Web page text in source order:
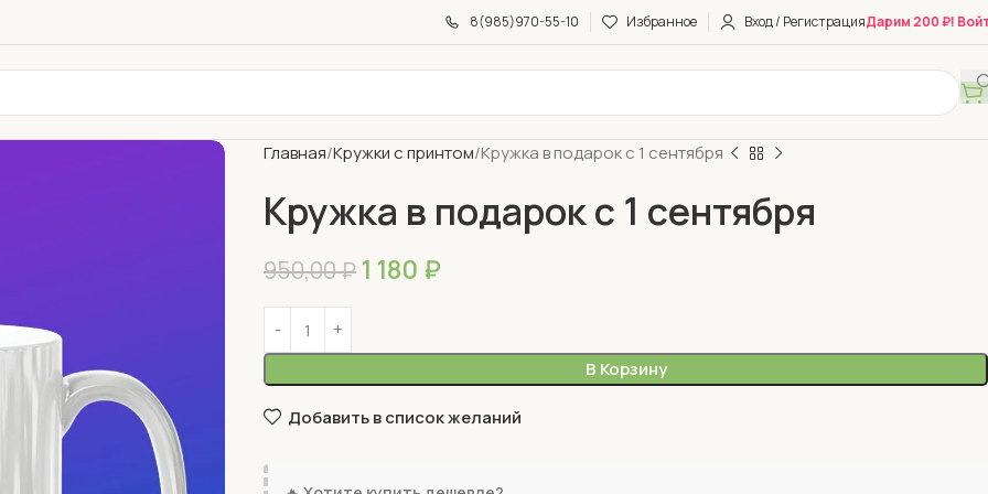
8(985)970-55-10 Избранное Вход / РегистрацияДарим 200 ₽!
Главная Кружки с принтом Кружка в подарок с 1 сентября
Кружка в подарок с 1 сентября
950,00₽ 1 180 ₽
В Корзину
Добавить в список желаний